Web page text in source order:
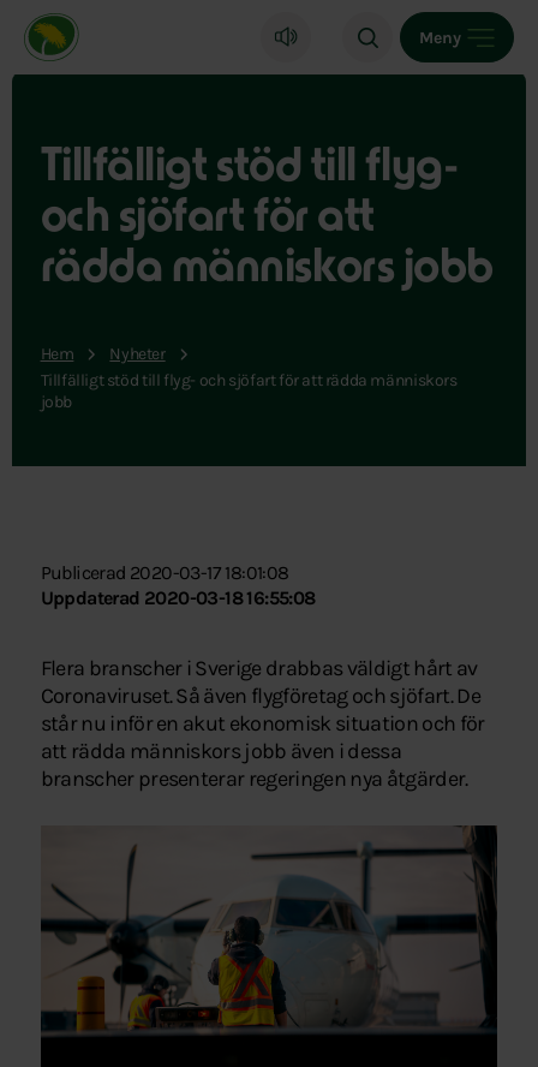
Miljöpartiet de gröna, startsida
Meny
Tillfälligt stöd till flyg-
och sjöfart för att
rädda människors jobb
Hem
Nyheter
Tillfälligt stöd till flyg- och sjöfart för att rädda människors
jobb
Publicerad 2020-03-17 18:01:08
Uppdaterad 2020-03-18 16:55:08
Flera branscher i Sverige drabbas väldigt hårt av
Coronaviruset. Så även flygföretag och sjöfart. De
står nu inför en akut ekonomisk situation och för
att rädda människors jobb även i dessa
branscher presenterar regeringen nya åtgärder.